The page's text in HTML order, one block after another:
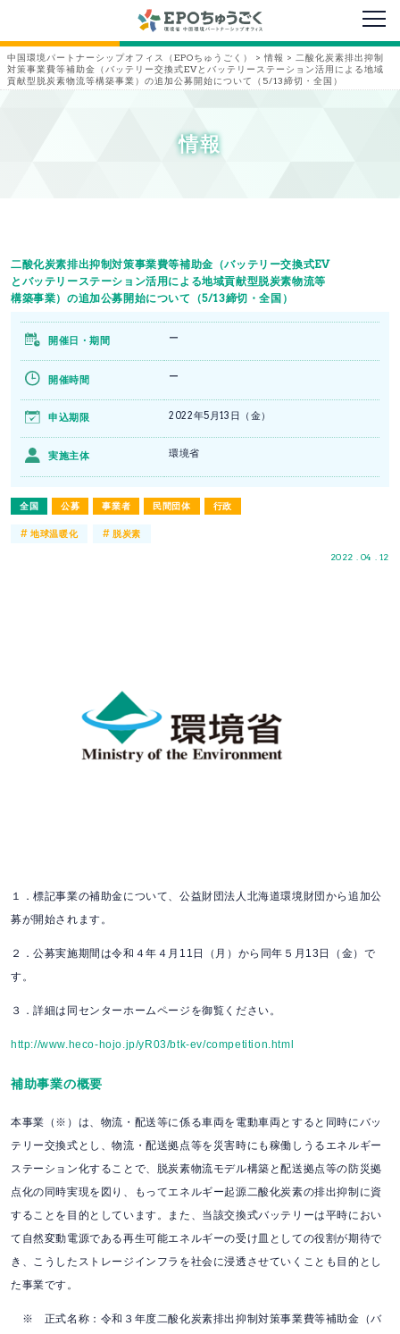
メニ
中国環境パートナーシップオフィス（EPOちゅうごく） > 情報 > 二酸化炭素排出抑制
対策事業費等補助金（バッテリー交換式EVとバッテリーステーション活用による地域
貢献型脱炭素物流等構築事業）の追加公募開始について（5/13締切・全国）
情報
二酸化炭素排出抑制対策事業費等補助金（バッテリー交換式EV
とバッテリーステーション活用による地域貢献型脱炭素物流等
構築事業）の追加公募開始について（5/13締切・全国）
全国 公募 事業者 民間団体 行政
2022 . 04 . 12
開催日・期間 ー
開催時間 ー
申込期限 2022年5月13日（金）
実施主体 環境省
#地球温暖化 # 脱炭素
１．標記事業の補助金について、公益財団法人北海道環境財団から追加公
募が開始されます。
２．公募実施期間は令和４年４月11日（月）から同年５月13日（金）で
す。
３．詳細は同センターホームページを御覧ください。
http://www.heco-hojo.jp/yR03/btk-ev/competition.html
補助事業の概要
本事業（※）は、物流・配送等に係る車両を電動車両とすると同時にバッ
テリー交換式とし、物流・配送拠点等を災害時にも稼働しうるエネルギー
ステーション化することで、脱炭素物流モデル構築と配送拠点等の防災拠
点化の同時実現を図り、もってエネルギー起源二酸化炭素の排出抑制に資
することを目的としています。また、当該交換式バッテリーは平時におい
て自然変動電源である再生可能エネルギーの受け皿としての役割が期待で
き、こうしたストレージインフラを社会に浸透させていくことも目的とし
た事業です。
※ 正式名称：令和３年度二酸化炭素排出抑制対策事業費等補助金（バ